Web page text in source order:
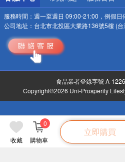
收藏 購物車
0
立即購買
服務時間： 週一至週日 09:00-21:00，例假日
公司地址： 台北市北投區大業路136號5樓 (台
食品業者登錄字號 A-
Copyright©2026 Uni-Prosperity